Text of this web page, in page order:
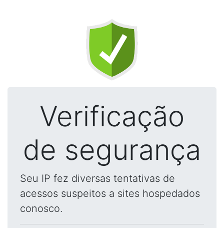
Verificação
de segurança
Seu IP fez diversas tentativas de
acessos suspeitos a sites hospedados
conosco.